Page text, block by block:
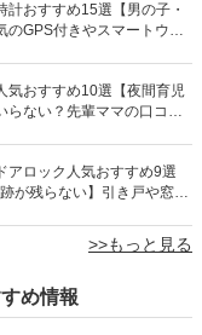
計おすすめ15選【男の子・
のGPS付きやスマートウォ
気おすすめ10選【夜間育児
らない？先輩ママの口コミ
アロック人気おすすめ9選
跡が残らない】引き戸や窓対
>>もっと見る
め情報